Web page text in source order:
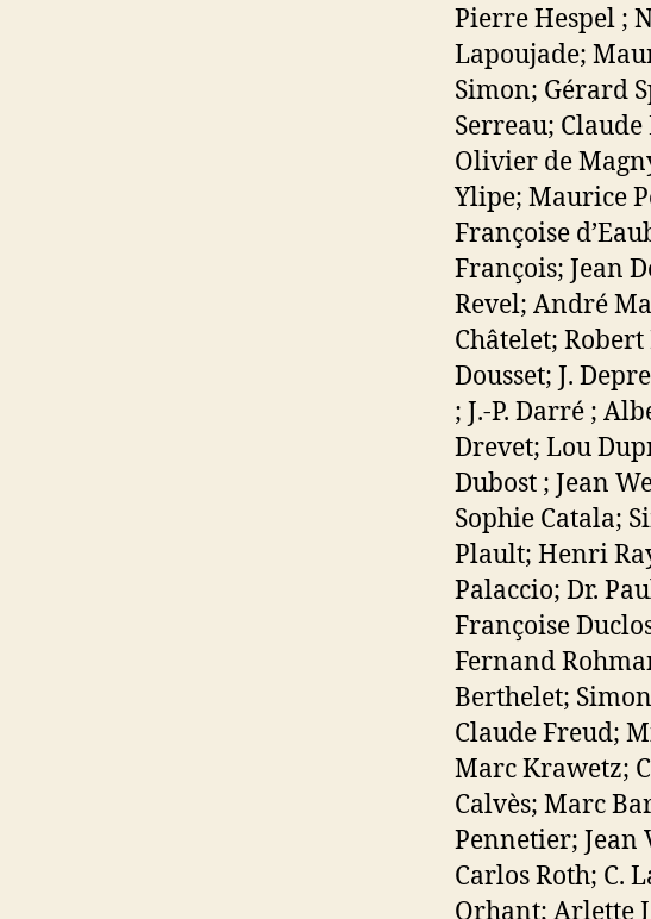
Pierre Hespel ;
Lapoujade;
Simon; Gérard
Serreau;
Olivier de
Ylipe; Maurice
Françoise
François; Jean
Revel; André
Châtelet;
Dousset; J.
; J.-P. Darré ;
Drevet; Lou
Dubost ; Jean
Sophie Catala;
Plault; Henri
Palaccio; Dr.
Françoise
Fernand
Berthelet;
Claude Freud;
Marc Krawetz;
Calvès; Marc
Pennetier;
Carlos Roth; C.